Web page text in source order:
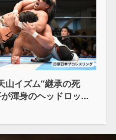
山イズム”継承の死
渾身のヘッドロック
らタップ奪取 執念の